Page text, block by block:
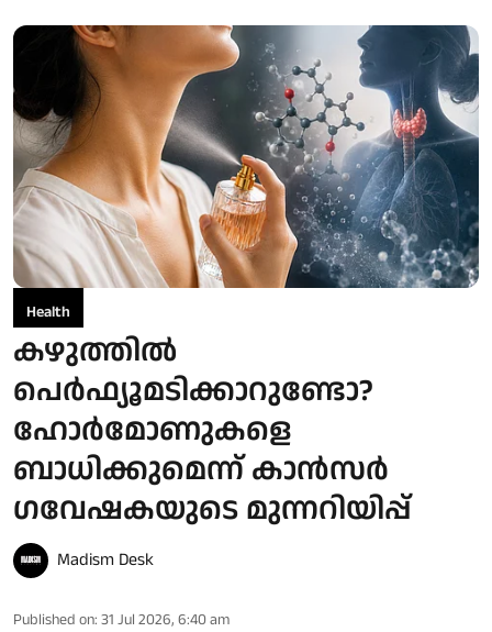
Health
കഴുത്തിൽ
പെർഫ്യൂമടിക്കാറുണ്ടോ?
ഹോർമോണുകളെ
ബാധിക്കുമെന്ന് കാൻസർ
ഗവേഷകയുടെ മുന്നറിയിപ്പ്
Madism Desk
Published on: 31 Jul 2026, 6:40 am